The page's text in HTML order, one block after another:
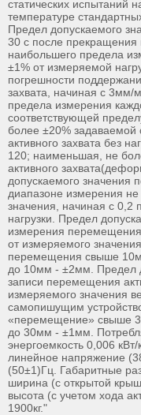
статических испытаний
температуре
Предел допускаемого
30 с после прекращения
наибольшего предела
±1% от измеряемой
погрешности
захвата, начиная с 3мм/
предела измерения
соответствующей
более ±20% задаваемой
активного захвата без
120; наименьшая, не
активного
допускаемого значения
диапазоне измерения
значения, начиная с 0,2
нагрузки. Предел
измерения перемещения
от измеряемого
перемещения свыше
до 10мм - ±2мм. Предел
записи перемещения
измеряемого значения
самопишущим
«перемещение» свыше
до 30мм - ±1мм.
энергоемкость 0,006
линейное напряжение
(50±1)Гц. Габаритные
ширина (с открытой
высота (с учетом хода
1900кг."